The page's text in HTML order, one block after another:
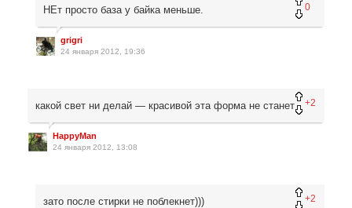
0
НЕт просто база у байка меньше.
grigri
24 января 2012, 19:36
+2
какой свет ни делай — красивой эта форма не станет
HappyMan
24 января 2012, 13:08
+2
зато после стирки не поблекнет)))